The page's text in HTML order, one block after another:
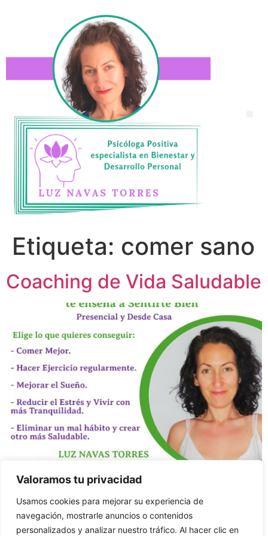
Valoramos tu privacidad
Usamos cookies para mejorar su experiencia de
navegación, mostrarle anuncios o contenidos
personalizados y analizar nuestro tráfico. Al hacer clic en
Etiqueta: comer sano
Coaching de Vida Saludable
vida más saludable? El Coaching de Vida Saludable es
un campo cada vez más presente y necesario en